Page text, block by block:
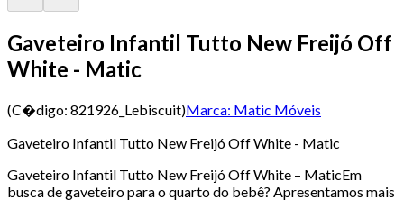
Gaveteiro Infantil Tutto New Freijó Off
White - Matic
(C�digo: 821926_Lebiscuit)Marca: Matic Móveis
Gaveteiro Infantil Tutto New Freijó Off White - Matic
Gaveteiro Infantil Tutto New Freijó Off White – MaticEm
busca de gaveteiro para o quarto do bebê? Apresentamos mais